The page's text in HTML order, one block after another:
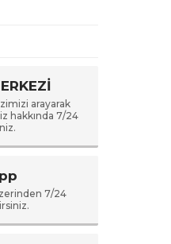
arayarak
hakkında 7/24
7/24